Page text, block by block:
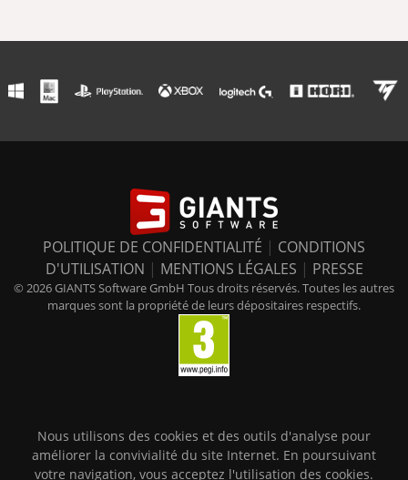
POLITIQUE DE CONFIDENTIALITÉ | CONDITIONS
D'UTILISATION | MENTIONS LÉGALES | PRESSE
© 2026 GIANTS Software GmbH Tous droits réservés. Toutes les autres
marques sont la propriété de leurs dépositaires respectifs.
Nous utilisons des cookies et des outils d'analyse pour
améliorer la convivialité du site Internet. En poursuivant
votre navigation, vous acceptez l'utilisation des cookies.